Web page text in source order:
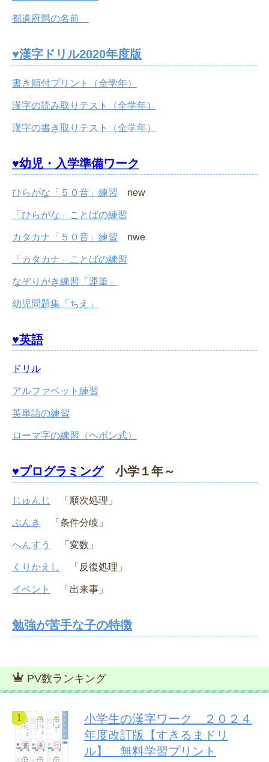
都道府県の名前
♥漢字ドリル2020年度版
書き順付プリント（全学年）
漢字の読み取りテスト（全学年）
漢字の書き取りテスト（全学年）
♥幼児・入学準備ワーク
ひらがな「５０音」練習 new
「ひらがな」ことばの練習
カタカナ「５０音」練習 nwe
「カタカナ」ことばの練習
なぞりがき練習「運筆」
幼児問題集「ちえ」
♥英語
ドリル
アルファベット練習
英単語の練習
ローマ字の練習（ヘボン式）
♥プログラミング小学１年～
じゅんじ 「順次処理」
ぶんき 「条件分岐」
へんすう 「変数」
くりかえし 「反復処理」
イベント 「出来事」
勉強が苦手な子の特徴
PV数ランキング
小学生の漢字ワーク ２０２４
年度改訂版【すきるまドリ
ル】 無料学習プリント